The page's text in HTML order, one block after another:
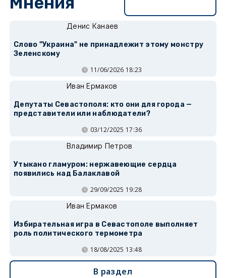
Денис Канаев
Слово "Украина" не принадлежит этому монстру
Зеленскому
11/06/2026 18:23
Иван Ермаков
Депутаты Севастополя: кто они для города —
представители или наблюдатели?
03/12/2025 17:36
Владимир Петров
Утыкано гламуром: нержавеющие сердца
появились над Балаклавой
29/09/2025 19:28
Иван Ермаков
Избирательная игра в Севастополе выполняет
роль политического термометра
18/08/2025 13:48
В раздел